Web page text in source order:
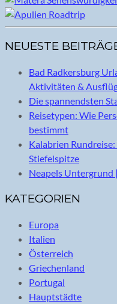
NEUESTE
Bad Radkersburg
Aktivitäten &
Die spannendsten
Reisetypen: Wie
bestimmt
Kalabrien
Stiefelspitze
Neapels Untergrund
KATEGORIEN
Europa
Italien
Österreich
Griechenland
Portugal
Hauptstädte